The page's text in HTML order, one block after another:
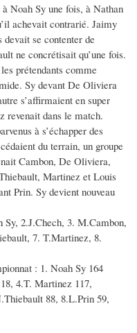
Noah Sy une fois, à Nathan
achevait contrarié. Jaimy
se contenter de
ne concrétisait qu’une fois.
prétendants comme
Sy devant De Oliviera
s’affirmaient en super
revenait dans le match.
à s’échapper des
du terrain, un groupe
Cambon, De Oliviera,
Martinez et Louis
Prin. Sy devient nouveau
2.J.Chech, 3. M.Cambon,
7. T.Martinez, 8.
: 1. Noah Sy 164
4.T. Martinez 117,
88, 8.L.Prin 59,